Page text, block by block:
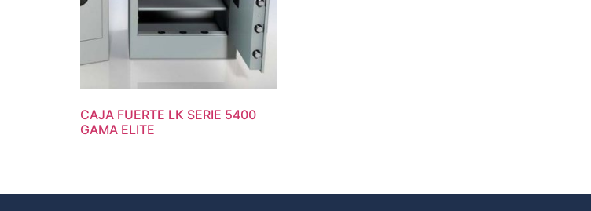
CAJA FUERTE LK SERIE 5400
GAMA ELITE